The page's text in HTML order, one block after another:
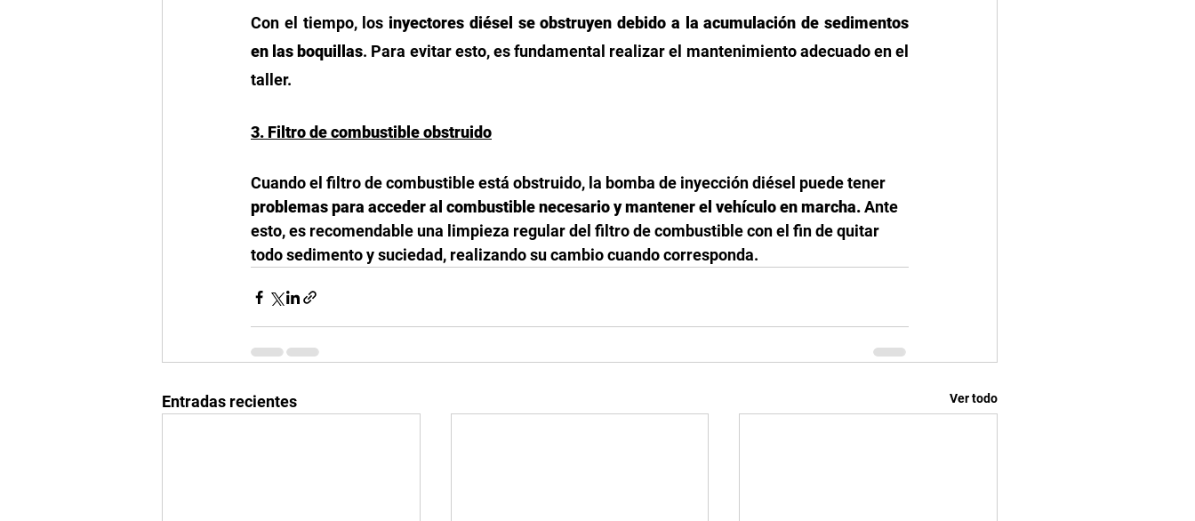
Con el tiempo, los inyectores diésel se obstruyen debido a la acumulación de sedimentos
en las boquillas. Para evitar esto, es fundamental realizar el mantenimiento adecuado en el
taller.
3. Filtro de combustible obstruido
Cuando el filtro de combustible está obstruido, la bomba de inyección diésel puede tener
problemas para acceder al combustible necesario y mantener el vehículo en marcha. Ante
esto, es recomendable una limpieza regular del filtro de combustible con el fin de quitar
todo sedimento y suciedad, realizando su cambio cuando corresponda.
Entradas recientes Ver todo